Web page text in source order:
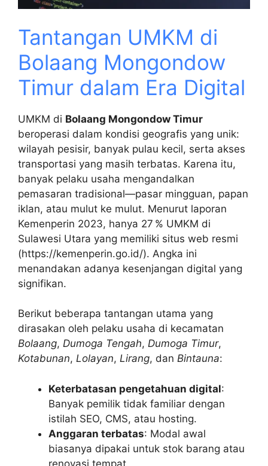
Tantangan UMKM di
Bolaang Mongondow
Timur dalam Era Digital
UMKM di Bolaang Mongondow Timur
beroperasi dalam kondisi geografis yang unik:
wilayah pesisir, banyak pulau kecil, serta akses
transportasi yang masih terbatas. Karena itu,
banyak pelaku usaha mengandalkan
pemasaran tradisional—pasar mingguan, papan
iklan, atau mulut ke mulut. Menurut laporan
Kemenperin 2023, hanya 27 % UMKM di
Sulawesi Utara yang memiliki situs web resmi
(https://kemenperin.go.id/). Angka ini
menandakan adanya kesenjangan digital yang
signifikan.
Berikut beberapa tantangan utama yang
dirasakan oleh pelaku usaha di kecamatan
Bolaang, Dumoga Tengah, Dumoga Timur,
Kotabunan, Lolayan, Lirang, dan Bintauna:
Keterbatasan pengetahuan digital:
Banyak pemilik tidak familiar dengan
istilah SEO, CMS, atau hosting.
Anggaran terbatas: Modal awal
biasanya dipakai untuk stok barang atau
renovasi tempat.